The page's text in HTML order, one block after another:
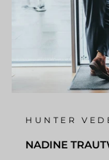
HUNTER
NADINE